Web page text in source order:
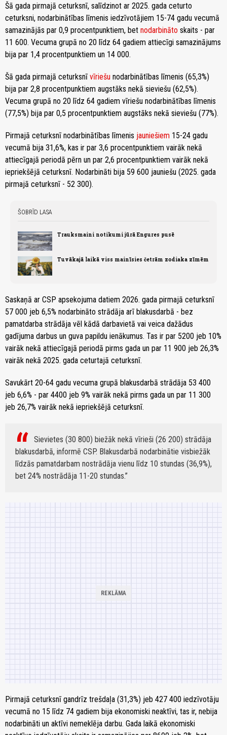
Šā gada pirmajā ceturksnī, salīdzinot ar 2025. gada ceturto
ceturksni, nodarbinātības līmenis iedzīvotājiem 15-74 gadu vecumā
samazinājās par 0,9 procentpunktiem, bet nodarbināto skaits - par
11 600. Vecuma grupā no 20 līdz 64 gadiem attiecīgi samazinājums
bija par 1,4 procentpunktiem un 14 000.
Šā gada pirmajā ceturksnīvīriešu nodarbinātības līmenis (65,3%)
bija par 2,8 procentpunktiem augstāks nekā sieviešu (62,5%).
Vecuma grupā no 20 līdz 64 gadiem vīriešu nodarbinātības līmenis
(77,5%) bija par 0,5 procentpunktiem augstāks nekā sieviešu (77%).
Pirmajā ceturksnī nodarbinātības līmenis jauniešiem 15-24 gadu
vecumā bija 31,6%, kas ir par 3,6 procentpunktiem vairāk nekā
attiecīgajā periodā pērn un par 2,6 procentpunktiem vairāk nekā
iepriekšējā ceturksnī. Nodarbināti bija 59 600 jauniešu (2025. gada
pirmajā ceturksnī - 52 300).
ŠOBRĪD LASA
Trauksmaini notikumi jūrā Engures pusē
Tuvākajā laikā viss mainīsies četrām zodiaka zīmēm
Saskaņā ar CSP apsekojuma datiem 2026. gada pirmajā ceturksnī
57 000 jeb 6,5% nodarbināto strādāja arī blakusdarbā - bez
pamatdarba strādāja vēl kādā darbavietā vai veica dažādus
gadījuma darbus un guva papildu ienākumus. Tas ir par 5200 jeb 10%
vairāk nekā attiecīgajā periodā pirms gada un par 11 900 jeb 26,3%
vairāk nekā 2025. gada ceturtajā ceturksnī.
Savukārt 20-64 gadu vecuma grupā blakusdarbā strādāja 53 400
jeb 6,6% - par 4400 jeb 9% vairāk nekā pirms gada un par 11 300
jeb 26,7% vairāk nekā iepriekšējā ceturksnī.
Sievietes (30 800) biežāk nekā vīrieši (26 200) strādāja
blakusdarbā, informē CSP. Blakusdarbā nodarbinātie visbiežāk
līdzās pamatdarbam nostrādāja vienu līdz 10 stundas (36,9%),
bet 24% nostrādāja 11-20 stundas.
Pirmajā ceturksnī gandrīz trešdaļa (31,3%) jeb 427 400 iedzīvotāju
vecumā no 15 līdz 74 gadiem bija ekonomiski neaktīvi, tas ir, nebija
nodarbināti un aktīvi nemeklēja darbu. Gada laikā ekonomiski